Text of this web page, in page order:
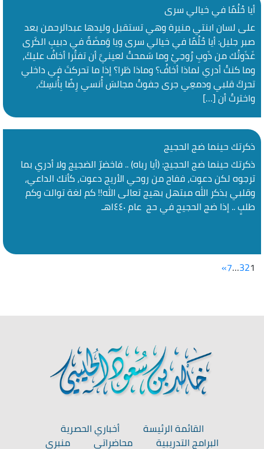
أيا حُلُمًا في خيالي سرى
على لسان ابنتي منيرة وهي تستقبل وليدها عبدالرحمن بعد
صبر جليل: ‏أيا حُلُمًا في خيالي سرى ويا وَمضَةً في دبيبِ الكَرى
غَذَوتُك من ذَوبِ رُوحِيْ وما سَمحتُ لعينيَّ أن تفتُرا أخافُ عليكَ،
وما كنتُ أدري لماذا أخافُ؟ وماذا طَرا؟ إذا ما تحركتَ في داخلي
تحركَ قلبي ودمعِي جرى جفوتُ مجالسَ أُنسي رِضًا بِأُنسِكَ،
واخترتُ أن […]
ذكرتك حينما ضج الحجيج
ذكرتك حينما ضج الحجيج: (أيا رباه) .. فاخضرّ الضجيج ولا أدري بما
ترجوه لكن دعوت، ففاح من روحي الأريج دعوت، كأنك الداعي،
وقلبي بذكر الله مبتهل بهيج تعالى الله!! كم لغة توالت وكم
طلبٍ .. إذا ضج الحجيج في حج عام ١٤٤٠هـ
1
2
3
…
7
»
القائمة الرئيسة
أخباري الحصرية
البرامج التدريبية
محاضراتي
منبري